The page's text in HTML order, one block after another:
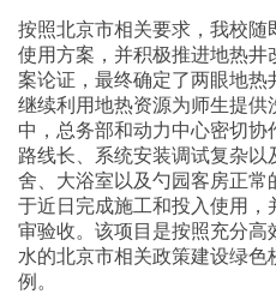
按照北京市相关要求，我校
使用方案，并积极推进地热
案论证，最终确定了两眼地
继续利用地热资源为师生提供
中，总务部和动力中心密切
路线长、系统安装调试复杂
舍、大浴室以及勺园客房正常
于近日完成施工和投入使用
审验收。该项目是按照充分高
水的北京市相关政策建设绿
例。